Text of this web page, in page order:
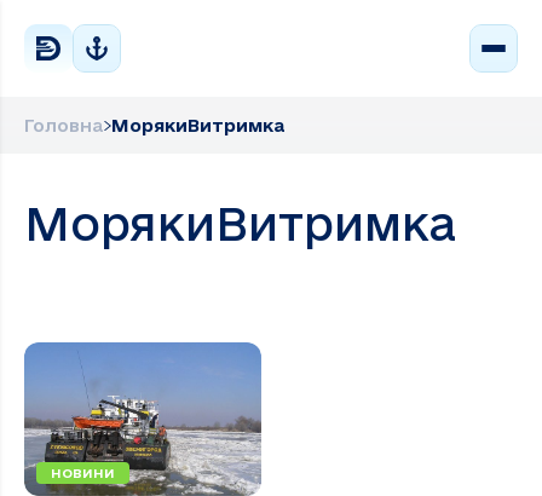
Головна МорякиВитримка
МорякиВитримка
НОВИНИ